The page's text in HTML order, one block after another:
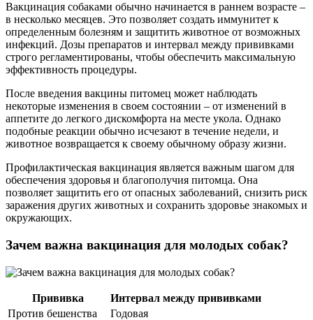
Вакцинация собаками обычно начинается в раннем возрасте –
в несколько месяцев. Это позволяет создать иммунитет к
определенным болезням и защитить животное от возможных
инфекций. Дозы препаратов и интервал между прививками
строго регламентированы, чтобы обеспечить максимальную
эффективность процедуры.
После введения вакцины питомец может наблюдать
некоторые изменения в своем состоянии – от изменений в
аппетите до легкого дискомфорта на месте укола. Однако
подобные реакции обычно исчезают в течение недели, и
животное возвращается к своему обычному образу жизни.
Профилактическая вакцинация является важным шагом для
обеспечения здоровья и благополучия питомца. Она
позволяет защитить его от опасных заболеваний, снизить риск
заражения других животных и сохранить здоровье знакомых и
окружающих.
Зачем важна вакцинация для молодых собак?
Прививка
Интервал между прививками
Против бешенства
Годовая